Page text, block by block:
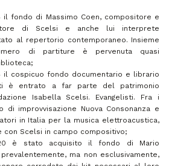
il fondo di Massimo Coen, compositore e
di Scelsi e anche lui interprete
al repertorio contemporaneo. Insieme
di partiture è pervenuta quasi
il cospicuo fondo documentario e librario
è entrato a far parte del patrimonio
Isabella Scelsi. Evangelisti. Fra i
di improvvisazione Nuova Consonanza e
in Italia per la musica elettroacustica,
Scelsi in campo compositivo;
è stato acquisito il fondo di Mario
ma non esclusivamente,